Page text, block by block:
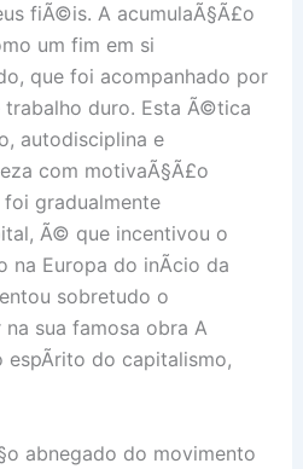
fiÃ©is. A acumulaÃ§Ã£o
um fim em si
que foi acompanhado por
trabalho duro. Esta Ã©tica
autodisciplina e
com motivaÃ§Ã£o
foi gradualmente
Ã© que incentivou o
na Europa do inÃ­cio da
sobretudo o
sua famosa obra A
do capitalismo,
abnegado do movimento